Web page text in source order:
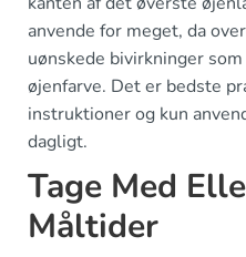
anvende for meget, da
uønskede bivirkninger
øjenfarve. Det er bedste
instruktioner og kun
dagligt.
Tage Med
Måltider